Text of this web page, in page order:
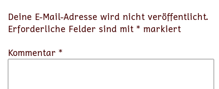
Deine E-Mail-Adresse wird nicht veröffentlicht.
Erforderliche Felder sind mit * markiert
Kommentar *